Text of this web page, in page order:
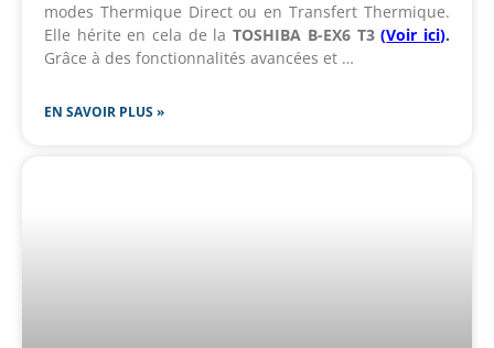
modes Thermique Direct ou en Transfert Thermique.
Elle hérite en cela de laTOSHIBA B-EX6 T3(Voir ici).
Grâce à des fonctionnalités avancées et …
EN SAVOIR PLUS »